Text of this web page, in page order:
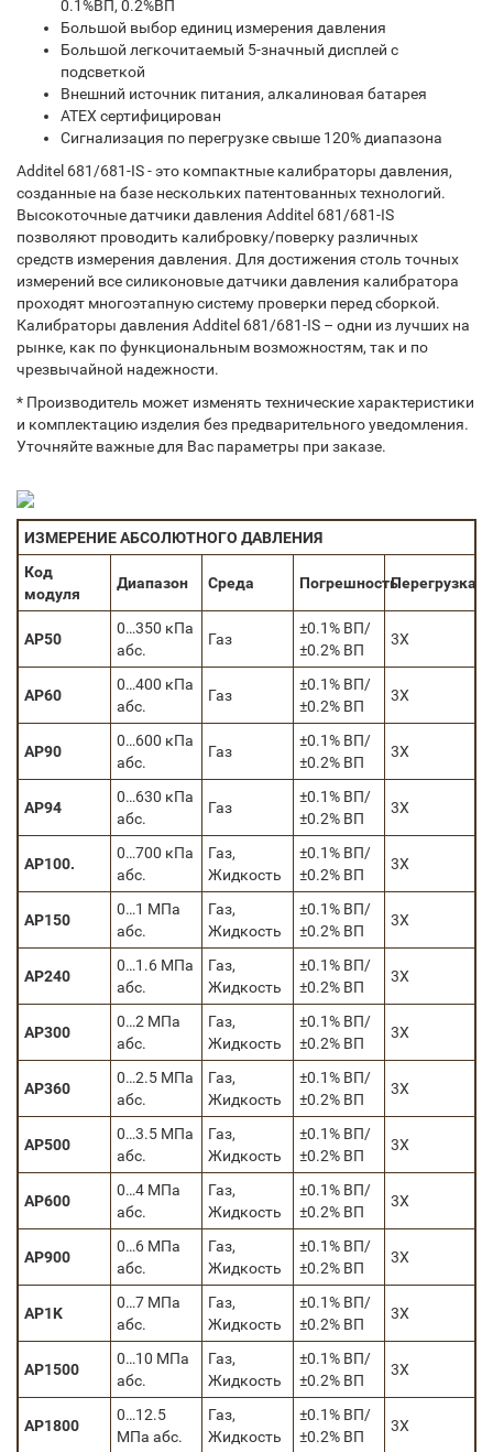
0.1%ВП, 0.2%ВП
Большой выбор единиц измерения давления
Большой легкочитаемый 5-значный дисплей с
подсветкой
Внешний источник питания, алкалиновая батарея
ATEX сертифицирован
Сигнализация по перегрузке свыше 120% диапазона
Additel 681/681-IS - это компактные калибраторы давления,
созданные на базе нескольких патентованных технологий.
Высокоточные датчики давления Additel 681/681-IS
позволяют проводить калибровку/поверку различных
средств измерения давления. Для достижения столь точных
измерений все силиконовые датчики давления калибратора
проходят многоэтапную систему проверки перед сборкой.
Калибраторы давления Additel 681/681-IS – одни из лучших на
рынке, как по функциональным возможностям, так и по
чрезвычайной надежности.
* Производитель может изменять технические характеристики
и комплектацию изделия без предварительного уведомления.
Уточняйте важные для Вас параметры при заказе.
ИЗМЕРЕНИЕ АБСОЛЮТНОГО ДАВЛЕНИЯ
Код
модуля
Диапазон Среда ПогрешностьПерегрузка
AP50
0…350 кПа
абс.
Газ
±0.1% ВП/
±0.2% ВП
3X
AP60
0…400 кПа
абс.
Газ
±0.1% ВП/
±0.2% ВП
3X
AP90
0…600 кПа
абс.
Газ
±0.1% ВП/
±0.2% ВП
3X
AP94
0…630 кПа
абс.
Газ
±0.1% ВП/
±0.2% ВП
3X
AP100.
0…700 кПа
абс.
Газ,
Жидкость
±0.1% ВП/
±0.2% ВП
3X
AP150
0…1 МПа
абс.
Газ,
Жидкость
±0.1% ВП/
±0.2% ВП
3X
AP240
0…1.6 МПа
абс.
Газ,
Жидкость
±0.1% ВП/
±0.2% ВП
3X
AP300
0…2 МПа
абс.
Газ,
Жидкость
±0.1% ВП/
±0.2% ВП
3X
AP360
0…2.5 МПа
абс.
Газ,
Жидкость
±0.1% ВП/
±0.2% ВП
3X
AP500
0…3.5 МПа
абс.
Газ,
Жидкость
±0.1% ВП/
±0.2% ВП
3X
AP600
0…4 МПа
абс.
Газ,
Жидкость
±0.1% ВП/
±0.2% ВП
3X
AP900
0…6 МПа
абс.
Газ,
Жидкость
±0.1% ВП/
±0.2% ВП
3X
AP1K
0…7 МПа
абс.
Газ,
Жидкость
±0.1% ВП/
±0.2% ВП
3X
AP1500
0…10 МПа
абс.
Газ,
Жидкость
±0.1% ВП/
±0.2% ВП
3X
AP1800
0…12.5
МПа абс.
Газ,
Жидкость
±0.1% ВП/
±0.2% ВП
3X